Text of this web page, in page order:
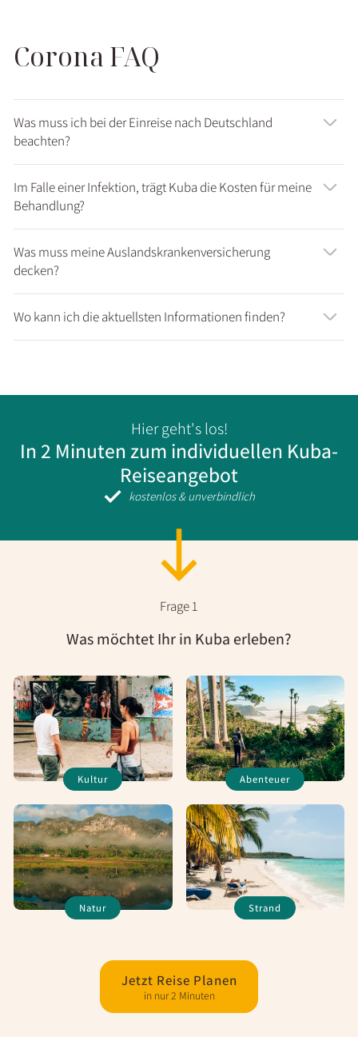
Corona FAQ
Was muss ich bei der Einreise nach Deutschland
beachten?
Im Falle einer Infektion, trägt Kuba die Kosten für meine
Behandlung?
Was muss meine Auslandskrankenversicherung
decken?
Wo kann ich die aktuellsten Informationen finden?
Hier geht's los!
In 2 Minuten zum individuellen Kuba-
Reiseangebot
kostenlos & unverbindlich
Frage 1
Was möchtet Ihr in Kuba erleben?
Kultur Abenteuer
Natur Strand
Jetzt Reise Planen
in nur 2 Minuten